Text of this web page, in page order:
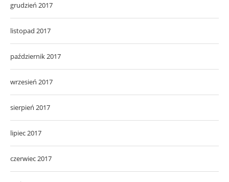
grudzień 2017
listopad 2017
październik 2017
wrzesień 2017
sierpień 2017
lipiec 2017
czerwiec 2017